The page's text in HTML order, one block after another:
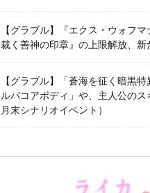
【グラブル】『エクス・ウォフ
裁く善神の印章』の上限解放、新
【グラブル】「蒼海を征く暗黒
ルバコアボディ」や、主人公の
月末シナリオイベント）